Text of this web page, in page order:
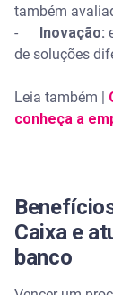
também
-
Inovação:
de soluções
Leia também |
conheça a
Caixa e
banco